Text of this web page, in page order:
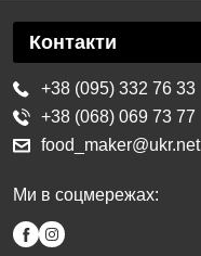
Контакти
+38 (095) 332 76 33
+38 (068) 069 73 77
food_maker@ukr.net
Ми в соцмережах: